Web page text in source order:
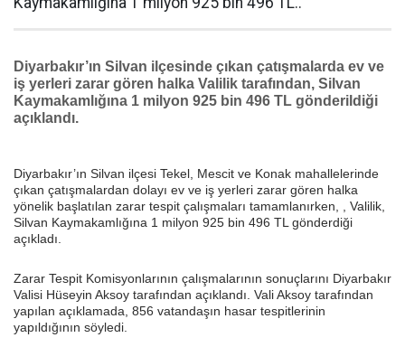
Diyarbakır’ın Silvan ilçesinde çıkan çatışmalarda ev ve
iş yerleri zarar gören halka Valilik tarafından, Silvan
Kaymakamlığına 1 milyon 925 bin 496 TL gönderildiği
açıklandı.
Diyarbakır’ın Silvan ilçesi Tekel, Mescit ve Konak mahallelerinde
çıkan çatışmalardan dolayı ev ve iş yerleri zarar gören halka
yönelik başlatılan zarar tespit çalışmaları tamamlanırken, , Valilik,
Silvan Kaymakamlığına 1 milyon 925 bin 496 TL gönderdiği
açıkladı.
Zarar Tespit Komisyonlarının çalışmalarının sonuçlarını Diyarbakır
Valisi Hüseyin Aksoy tarafından açıklandı. Vali Aksoy tarafından
yapılan açıklamada, 856 vatandaşın hasar tespitlerinin
yapıldığının söyledi.